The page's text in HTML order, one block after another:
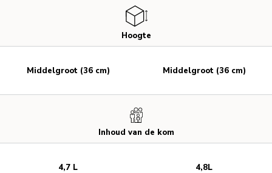
Hoogte
Inhoud van de kom
Middelgroot (36 cm)
4,7 L
Middelgroot (36 cm)
4,8L